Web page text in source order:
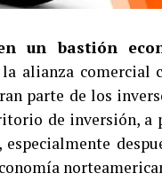
un bastión
alianza comercial
parte de los
de inversión, a